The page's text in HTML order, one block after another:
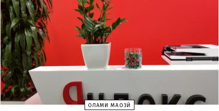
ОЛАМИ МАҶОЗӢ